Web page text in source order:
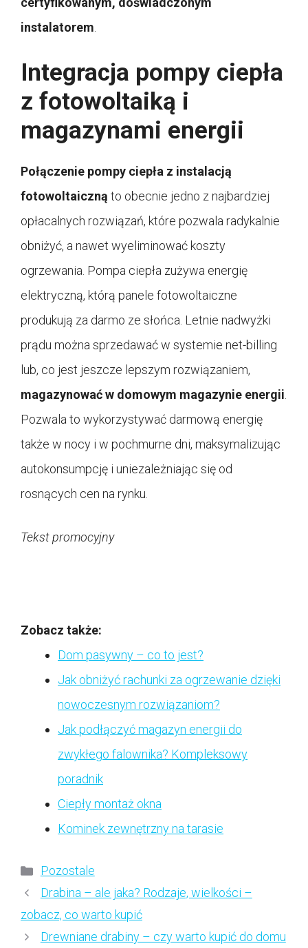
instalatorem.
Integracja pompy ciepła
z fotowoltaiką i
magazynami energii
Połączenie pompy ciepła z instalacją
fotowoltaiczną to obecnie jedno z najbardziej
opłacalnych rozwiązań, które pozwala radykalnie
obniżyć, a nawet wyeliminować koszty
ogrzewania. Pompa ciepła zużywa energię
elektryczną, którą panele fotowoltaiczne
produkują za darmo ze słońca. Letnie nadwyżki
prądu można sprzedawać w systemie net-billing
lub, co jest jeszcze lepszym rozwiązaniem,
magazynować w domowym magazynie energii.
Pozwala to wykorzystywać darmową energię
także w nocy i w pochmurne dni, maksymalizując
autokonsumpcję i uniezależniając się od
rosnących cen na rynku.
Tekst promocyjny
Zobacz także:
Dom pasywny – co to jest?
Jak obniżyć rachunki za ogrzewanie dzięki
nowoczesnym rozwiązaniom?
Jak podłączyć magazyn energii do
zwykłego falownika? Kompleksowy
poradnik
Ciepły montaż okna
Kominek zewnętrzny na tarasie
Kategorie
Pozostale
Drabina – ale jaka? Rodzaje, wielkości –
zobacz, co warto kupić
Drewniane drabiny – czy warto kupić do domu